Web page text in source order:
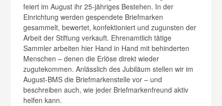
feiert im August ihr 25-jähriges Bestehen. In der
Einrichtung werden gespendete Briefmarken
gesammelt, bewertet, konfektioniert und zugunsten der
Arbeit der Stiftung verkauft. Ehrenamtlich tätige
Sammler arbeiten hier Hand in Hand mit behinderten
Menschen – denen die Erlöse direkt wieder
zugutekommen. Anlässlich des Jubiläum stellen wir im
August-BMS die Briefmarkenstelle vor – und
beschreiben auch, wie jeder Briefmarkenfreund aktiv
helfen kann.